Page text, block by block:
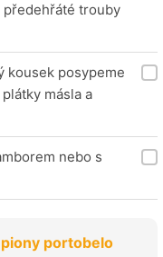
předehřáté trouby
kousek posypeme
másla a
nebo s
portobelo